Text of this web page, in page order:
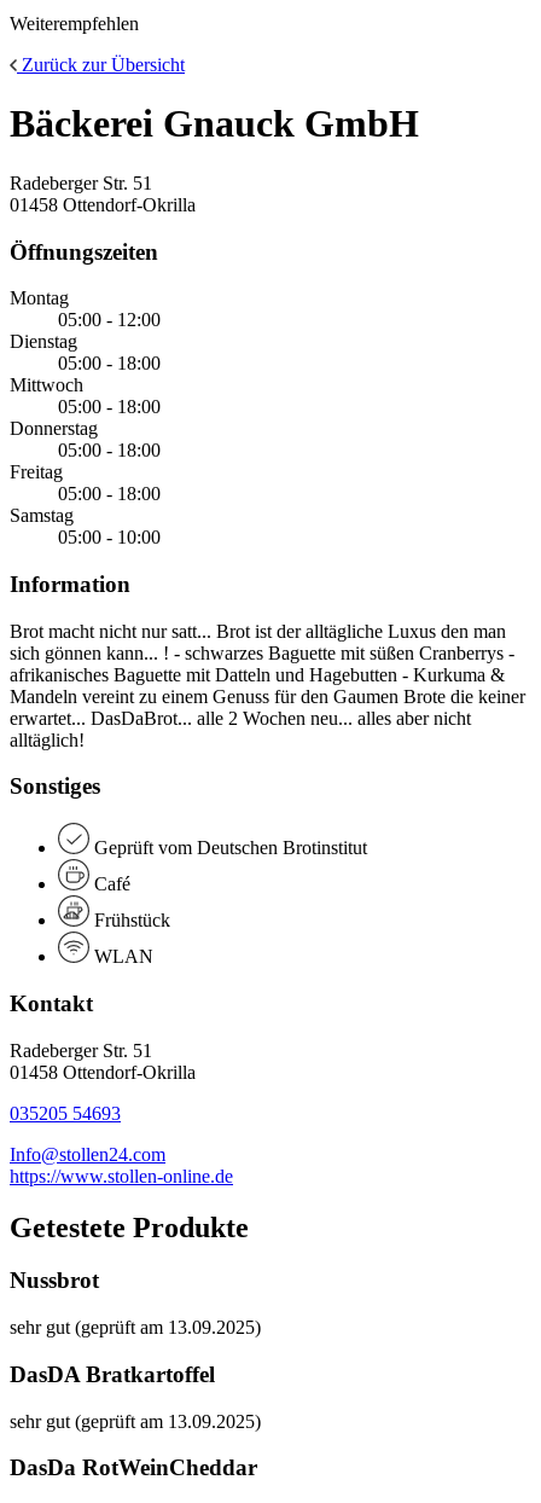
Weiterempfehlen
Zurück zur Übersicht
Bäckerei Gnauck GmbH
Radeberger Str. 51
01458 Ottendorf-Okrilla
Öffnungszeiten
Montag
05:00 - 12:00
Dienstag
05:00 - 18:00
Mittwoch
05:00 - 18:00
Donnerstag
05:00 - 18:00
Freitag
05:00 - 18:00
Samstag
05:00 - 10:00
Information
Brot macht nicht nur satt... Brot ist der alltägliche Luxus den man
sich gönnen kann... ! - schwarzes Baguette mit süßen Cranberrys -
afrikanisches Baguette mit Datteln und Hagebutten - Kurkuma &
Mandeln vereint zu einem Genuss für den Gaumen Brote die keiner
erwartet... DasDaBrot... alle 2 Wochen neu... alles aber nicht
alltäglich!
Sonstiges
Geprüft vom Deutschen Brotinstitut
Café
Frühstück
WLAN
Kontakt
Radeberger Str. 51
01458 Ottendorf-Okrilla
035205 54693
Info@stollen24.com
https://www.stollen-online.de
Getestete Produkte
Nussbrot
sehr gut (geprüft am 13.09.2025)
DasDA Bratkartoffel
sehr gut (geprüft am 13.09.2025)
DasDa RotWeinCheddar